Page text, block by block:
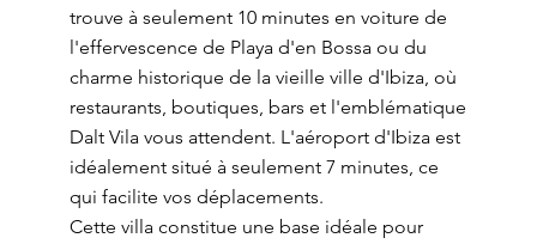
trouve à seulement 10 minutes en voiture de
l'effervescence de Playa d'en Bossa ou du
charme historique de la vieille ville d'Ibiza, où
restaurants, boutiques, bars et l'emblématique
Dalt Vila vous attendent. L'aéroport d'Ibiza est
idéalement situé à seulement 7 minutes, ce
qui facilite vos déplacements.
Cette villa constitue une base idéale pour